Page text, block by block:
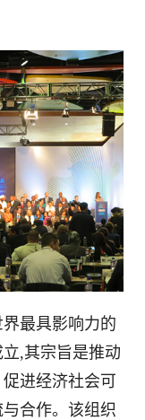
最具影响力的
,其宗旨是推动
进经济社会可
合作。该组织